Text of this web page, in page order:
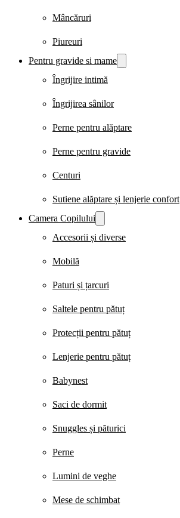
Mâncăruri
Piureuri
Pentru gravide si mame
Îngrijire intimă
Îngrijirea sânilor
Perne pentru alăptare
Perne pentru gravide
Centuri
Sutiene alăptare și lenjerie confort
Camera Copilului
Accesorii și diverse
Mobilă
Paturi și țarcuri
Saltele pentru pătuț
Protecții pentru pătuț
Lenjerie pentru pătuț
Babynest
Saci de dormit
Snuggles și păturici
Perne
Lumini de veghe
Mese de schimbat